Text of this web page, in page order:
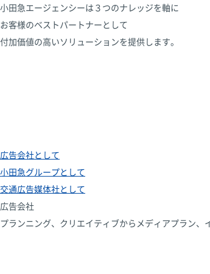
小田急エージェンシーは３つのナレッジを軸に
お客様のベストパートナーとして
付加価値の高いソリューションを提供します。
広告会社として
小田急グループとして
交通広告媒体社として
広告会社
プランニング、クリエイティブからメディアプラン